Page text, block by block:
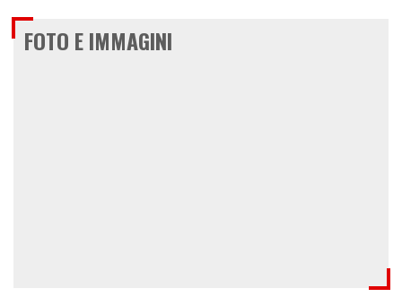
FOTO E IMMAGINI